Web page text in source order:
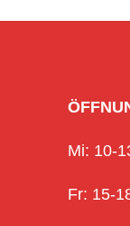
Mi: 10-
Fr: 15-